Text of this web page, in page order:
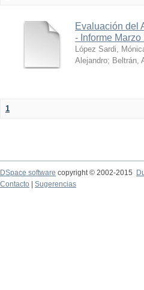
Evaluación del
- Informe Marzo
López Sardi,
Alejandro; Beltrán,
1
DSpace software copyright © 2002-2015
Contacto
Sugerencias